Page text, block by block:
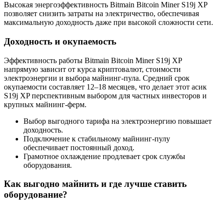
Высокая энергоэффективность Bitmain Bitcoin Miner S19j XP
позволяет снизить затраты на электричество, обеспечивая
максимальную доходность даже при высокой сложности сети.
Доходность и окупаемость
Эффективность работы Bitmain Bitcoin Miner S19j XP
напрямую зависит от курса криптовалют, стоимости
электроэнергии и выбора майнинг-пула. Средний срок
окупаемости составляет 12–18 месяцев, что делает этот асик
S19j XP перспективным выбором для частных инвесторов и
крупных майнинг-ферм.
Выбор выгодного тарифа на электроэнергию повышает
доходность.
Подключение к стабильному майнинг-пулу
обеспечивает постоянный доход.
Грамотное охлаждение продлевает срок службы
оборудования.
Как выгодно майнить и где лучше ставить
оборудование?